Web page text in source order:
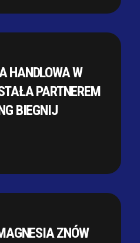
HANDLOWA W
PARTNEREM
BIEGNIJ
ZNÓW